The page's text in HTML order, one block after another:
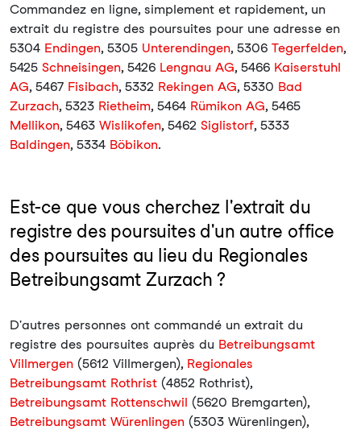
Commandez en ligne, simplement et rapidement, un
extrait du registre des poursuites pour une adresse en
5304 Endingen, 5305 Unterendingen, 5306 Tegerfelden,
5425 Schneisingen, 5426 Lengnau AG, 5466 Kaiserstuhl
AG, 5467 Fisibach, 5332 Rekingen AG, 5330 Bad
Zurzach, 5323 Rietheim, 5464 Rümikon AG, 5465
Mellikon, 5463 Wislikofen, 5462 Siglistorf, 5333
Baldingen, 5334 Böbikon.
Est-ce que vous cherchez l'extrait du
registre des poursuites d'un autre office
des poursuites au lieu du Regionales
Betreibungsamt Zurzach ?
D'autres personnes ont commandé un extrait du
registre des poursuites auprès du Betreibungsamt
Villmergen (5612 Villmergen), Regionales
Betreibungsamt Rothrist (4852 Rothrist),
Betreibungsamt Rottenschwil (5620 Bremgarten),
Betreibungsamt Würenlingen (5303 Würenlingen),